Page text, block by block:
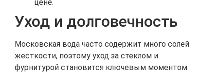
цене.
Уход и долговечность
Московская вода часто содержит много солей
жесткости, поэтому уход за стеклом и
фурнитурой становится ключевым моментом.